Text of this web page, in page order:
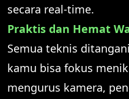
secara real-time.
Praktis dan Hemat
Semua teknis
kamu bisa fokus
mengurus kamera,